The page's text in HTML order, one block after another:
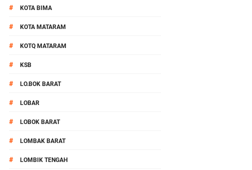
# KOTA BIMA
# KOTA MATARAM
# KOTQ MATARAM
# KSB
# LO.BOK BARAT
# LOBAR
# LOBOK BARAT
# LOMBAK BARAT
# LOMBIK TENGAH